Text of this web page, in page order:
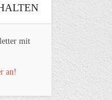
mit
an!